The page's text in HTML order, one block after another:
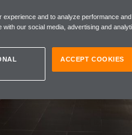
いては、
and to analyze performance
our social media, advertising and
ACCEPT COOKIES